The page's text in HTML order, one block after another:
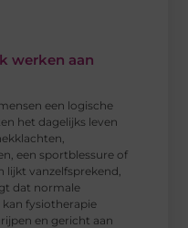
werken aan
een logische
het dagelijks leven
een sportblessure of
lijkt vanzelfsprekend,
dat normale
fysiotherapie
en gericht aan